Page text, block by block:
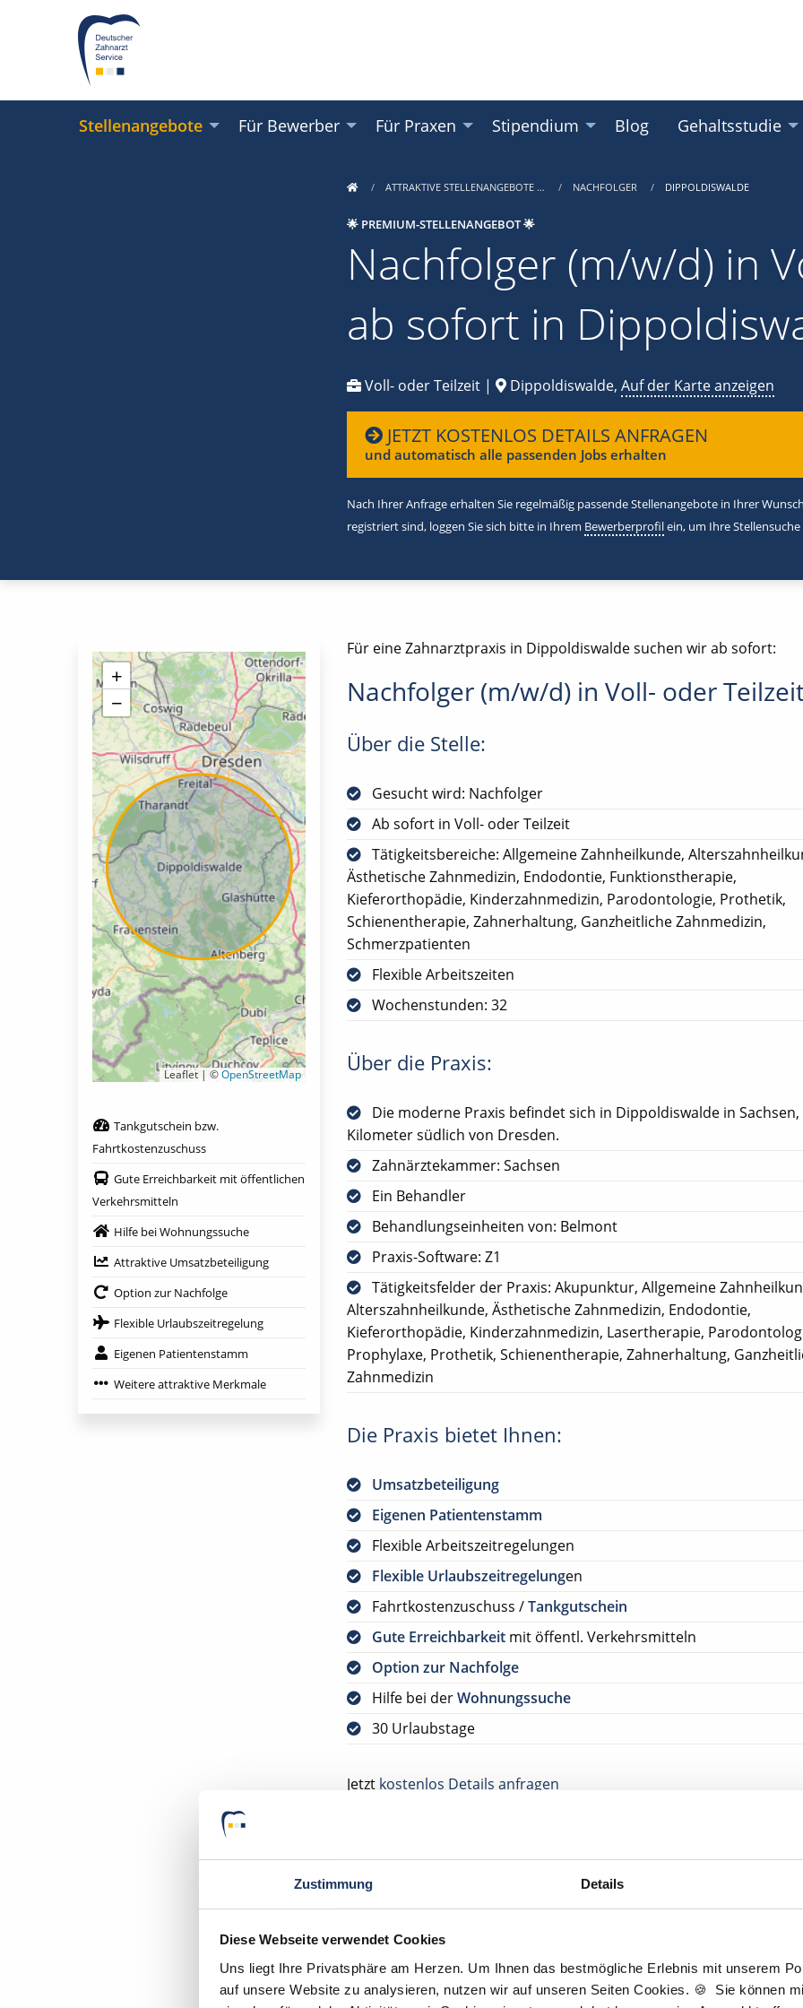
Zustimmung Details
Diese Webseite verwendet Cookies
Uns liegt Ihre Privatsphäre am Herzen. Um Ihnen das bestmögliche Erlebnis mit unserem
auf unsere Website zu analysieren, nutzen wir auf unseren Seiten Cookies. 🍪 Sie können
Stellenangebote Für Bewerber Für Praxen Stipendium Blog Gehaltsstudie
ATTRAKTIVE STELLENANGEBOTE … NACHFOLGER DIPPOLDISWALDE
🌟 PREMIUM-STELLENANGEBOT 🌟
Nachfolger (m/w/d) in
ab sofort in
Voll- oder Teilzeit | Dippoldiswalde, Auf der Karte anzeigen
JETZT KOSTENLOS DETAILS ANFRAGEN
und automatisch alle passenden Jobs erhalten
Nach Ihrer Anfrage erhalten Sie regelmäßig passende Stellenangebote in Ihrer
registriert sind, loggen Sie sich bitte in Ihrem Bewerberprofilein, um Ihre
Für eine Zahnarztpraxis in Dippoldiswalde suchen wir ab sofort:
Nachfolger (m/w/d) in Voll- oder
Über die Stelle:
Gesucht wird: Nachfolger
Ab sofort in Voll- oder Teilzeit
Tätigkeitsbereiche: Allgemeine Zahnheilkunde,
Ästhetische Zahnmedizin, Endodontie, Funktionstherapie,
Kieferorthopädie, Kinderzahnmedizin, Parodontologie, Prothetik,
Schienentherapie, Zahnerhaltung, Ganzheitliche Zahnmedizin,
Schmerzpatienten
Flexible Arbeitszeiten
Wochenstunden: 32
Über die Praxis:
Die moderne Praxis befindet sich in Dippoldiswalde in Sachsen,
Kilometer südlich von Dresden.
Zahnärztekammer: Sachsen
Ein Behandler
Behandlungseinheiten von: Belmont
Praxis-Software: Z1
Tätigkeitsfelder der Praxis: Akupunktur, Allgemeine
Alterszahnheilkunde, Ästhetische Zahnmedizin, Endodontie,
Kieferorthopädie, Kinderzahnmedizin, Lasertherapie,
Prophylaxe, Prothetik, Schienentherapie, Zahnerhaltung,
Zahnmedizin
Die Praxis bietet Ihnen:
Umsatzbeteiligung
Eigenen Patientenstamm
Flexible Arbeitszeitregelungen
Flexible Urlaubszeitregelungen
Fahrtkostenzuschuss /Tankgutschein
Gute Erreichbarkeit mit öffentl. Verkehrsmitteln
Option zur Nachfolge
Hilfe bei derWohnungssuche
30 Urlaubstage
Jetzt kostenlos Details anfragen
VORAUSSETZUNG FÜR EINE BEWERBUNG BEI UNSEREN KUNDEN
DEUTSCHE APPROBATION
+
−
Leaflet | ©OpenStreetMap
Tankgutschein bzw.
Fahrtkostenzuschuss
Gute Erreichbarkeit mit öffentlichen
Verkehrsmitteln
Hilfe bei Wohnungssuche
Attraktive Umsatzbeteiligung
Option zur Nachfolge
Flexible Urlaubszeitregelung
Eigenen Patientenstamm
Weitere attraktive Merkmale